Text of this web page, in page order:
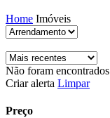
Home Imóveis
Não foram
Criar alerta Limpar
Preço